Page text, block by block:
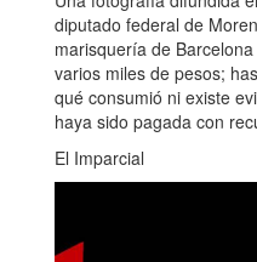
diputado federal de
marisquería de
varios miles de pesos;
qué consumió ni existe
haya sido pagada con
El Imparcial